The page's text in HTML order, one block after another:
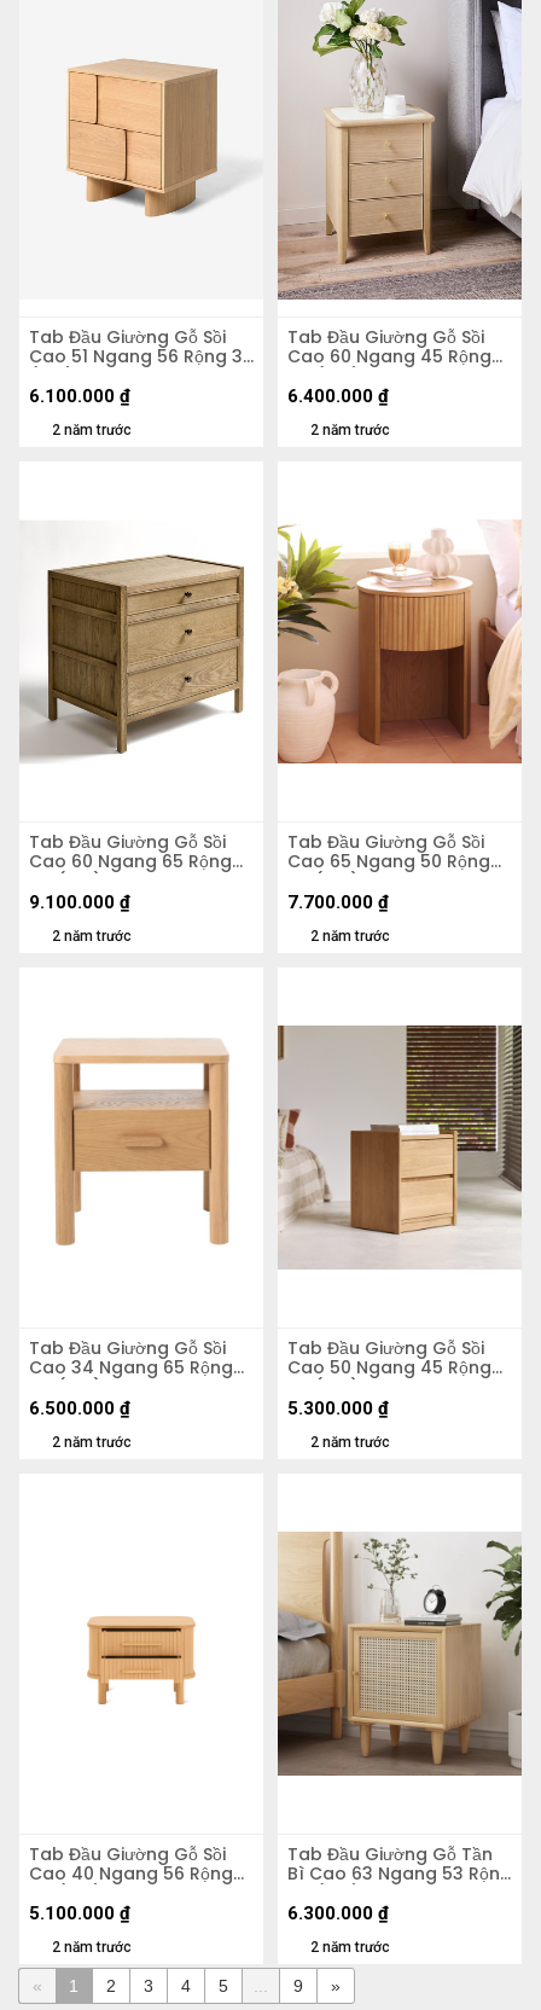
Tab Đầu Giường Gỗ Sồi
Cao 51 Ngang 56 Rộng 39
(cm)
2 năm trước
6.100.000 ₫
Tab Đầu Giường Gỗ Sồi
Cao 60 Ngang 45 Rộng
40 (cm)
2 năm trước
6.400.000 ₫
Tab Đầu Giường Gỗ Sồi
Cao 60 Ngang 65 Rộng
45 (cm)
2 năm trước
9.100.000 ₫
Tab Đầu Giường Gỗ Sồi
Cao 65 Ngang 50 Rộng
50 (cm)
2 năm trước
7.700.000 ₫
Tab Đầu Giường Gỗ Sồi
Cao 34 Ngang 65 Rộng
45 (cm)
2 năm trước
6.500.000 ₫
Tab Đầu Giường Gỗ Sồi
Cao 50 Ngang 45 Rộng
35 (cm)
2 năm trước
5.300.000 ₫
Tab Đầu Giường Gỗ Sồi
Cao 40 Ngang 56 Rộng
40 (cm)
2 năm trước
5.100.000 ₫
Tab Đầu Giường Gỗ Tần
Bì Cao 63 Ngang 53 Rộng
43 (cm)
2 năm trước
6.300.000 ₫
« 1 2 3 4 5 ... 9 »